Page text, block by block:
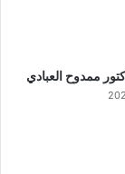
ممدوح العبادي